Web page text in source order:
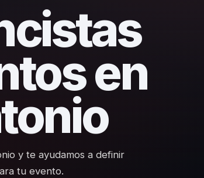
en
y te ayudamos a definir
tu evento.